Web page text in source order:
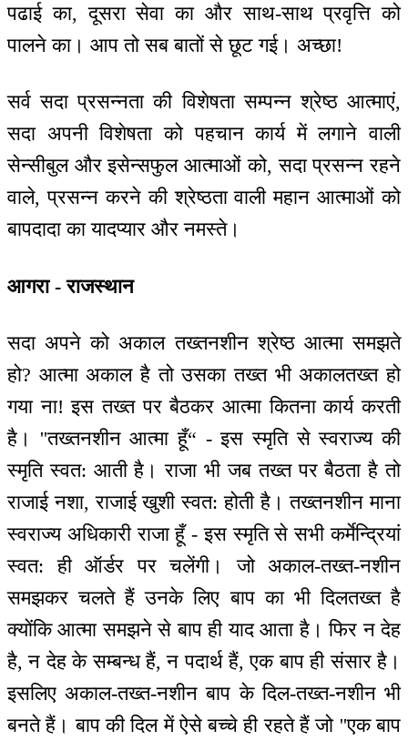
पढाई का, दूसरा सेवा का और साथ-साथ प्रवृत्ति को
पालने का। आप तो सब बातों से छूट गई। अच्छा!
सर्व सदा प्रसन्नता की विशेषता सम्पन्न श्रेष्ठ आत्माएं,
सदा अपनी विशेषता को पहचान कार्य में लगाने वाली
सेन्सीबुल और इसेन्सफुल आत्माओं को, सदा प्रसन्न रहने
वाले, प्रसन्न करने की श्रेष्ठता वाली महान आत्माओं को
बापदादा का यादप्यार और नमस्ते।
आगरा - राजस्थान
सदा अपने को अकाल तख्तनशीन श्रेष्ठ आत्मा समझते
हो? आत्मा अकाल है तो उसका तख्त भी अकालतख्त हो
गया ना! इस तख्त पर बैठकर आत्मा कितना कार्य करती
है। ''तख्तनशीन आत्मा हूँ“ - इस स्मृति से स्वराज्य की
स्मृति स्वत: आती है। राजा भी जब तख्त पर बैठता है तो
राजाई नशा, राजाई खुशी स्वत: होती है। तख्तनशीन माना
स्वराज्य अधिकारी राजा हूँ - इस स्मृति से सभी कर्मेन्द्रियां
स्वत: ही ऑर्डर पर चलेंगी। जो अकाल-तख्त-नशीन
समझकर चलते हैं उनके लिए बाप का भी दिलतख्त है
क्योंकि आत्मा समझने से बाप ही याद आता है। फिर न देह
है, न देह के सम्बन्ध हैं, न पदार्थ हैं, एक बाप ही संसार है।
इसलिए अकाल-तख्त-नशीन बाप के दिल-तख्त-नशीन भी
बनते हैं। बाप की दिल में ऐसे बच्चे ही रहते हैं जो ''एक बाप